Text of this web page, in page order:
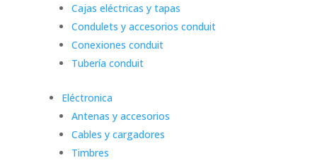
Cajas eléctricas y tapas
Condulets y accesorios conduit
Conexiones conduit
Tubería conduit
Eléctronica
Antenas y accesorios
Cables y cargadores
Timbres